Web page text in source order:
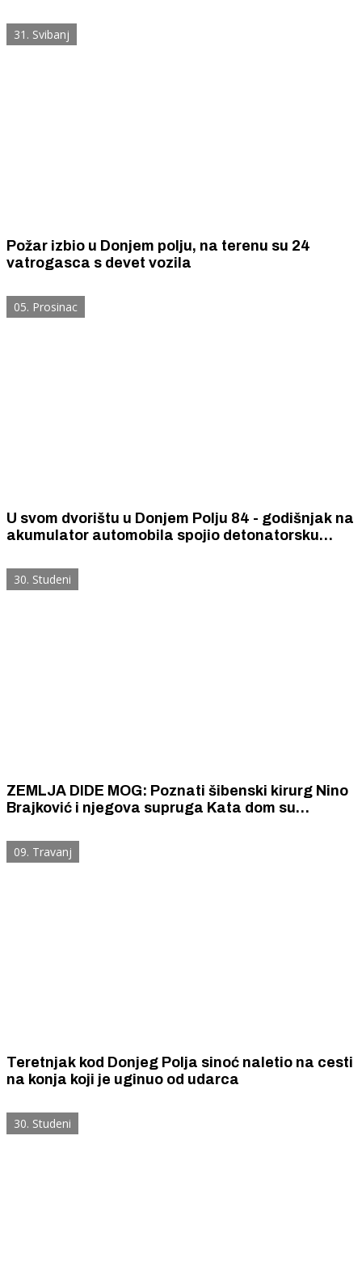
sata.
31. Svibanj
Požar izbio u Donjem polju, na terenu su 24
vatrogasca s devet vozila
05. Prosinac
U svom dvorištu u Donjem Polju 84 - godišnjak na
akumulator automobila spojio detonatorsku
30. Studeni
ZEMLJA DIDE MOG: Poznati šibenski kirurg Nino
Brajković i njegova supruga Kata dom su
09. Travanj
Teretnjak kod Donjeg Polja sinoć naletio na cesti
na konja koji je uginuo od udarca
30. Studeni